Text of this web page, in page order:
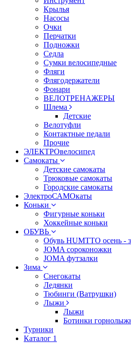
Крылья
Насосы
Очки
Перчатки
Подножки
Седла
Сумки велосипедные
Фляги
Флягодержатели
Фонари
ВЕЛОТРЕНАЖЕРЫ
Шлема
Детские
Велотуфли
Контактные педали
Прочие
ЭЛЕКТРОвелосипед
Самокаты
Детские самокаты
Трюковые самокаты
Городские самокаты
ЭлектроСАМОкаты
Коньки
Фигурные коньки
Хоккейные коньки
ОБУВЬ
Обувь HUMTTO осень -
JOMA сороконожки
JOMA футзалки
Зима
Снегокаты
Ледянки
Тюбинги (Ватрушки)
Лыжи
Лыжи
Ботинки
Турники
Каталог 1